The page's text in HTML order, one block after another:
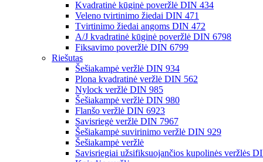
Kvadratinė kūginė poveržlė DIN 434
Veleno tvirtinimo žiedai DIN 471
Tvirtinimo žiedai angoms DIN 472
A/J kvadratinė kūginė poveržlė DIN 6798
Fiksavimo poveržlė DIN 6799
Riešutas
Šešiakampė veržlė DIN 934
Plona kvadratinė veržlė DIN 562
Nylock veržlė DIN 985
Šešiakampė veržlė DIN 980
Flanšo veržlė DIN 6923
Savisriegė veržlė DIN 7967
Šešiakampė suvirinimo veržlė DIN 929
Šešiakampė veržlė
Savisriegiai užsifiksuojančios kupolinės veržlės